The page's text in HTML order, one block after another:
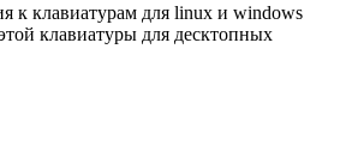
к клавиатурам для linux и windows
клавиатуры для десктопных